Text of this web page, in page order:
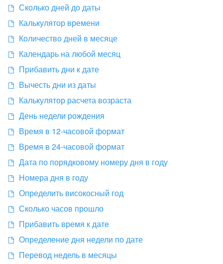
Сколько дней до даты
Калькулятор времени
Количество дней в месяце
Календарь на любой месяц
Прибавить дни к дате
Вычесть дни из даты
Калькулятор расчета возраста
День недели рождения
Время в 12-часовой формат
Время в 24-часовой формат
Дата по порядковому номеру дня в году
Номера дня в году
Определить високосный год
Сколько часов прошло
Прибавить время к дате
Определение дня недели по дате
Перевод недель в месяцы